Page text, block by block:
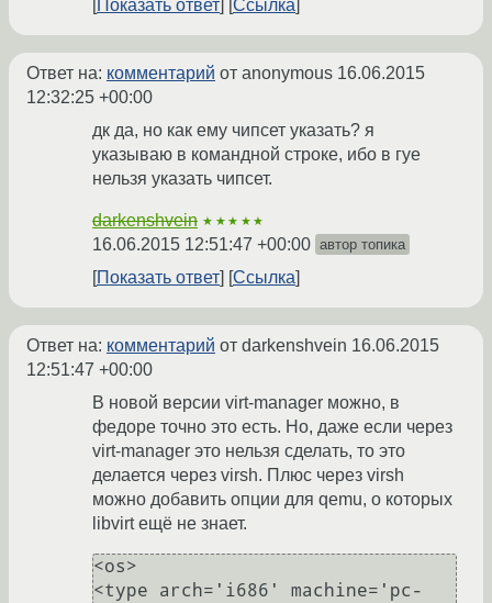
Показать ответ
Ссылка
Ответ на: комментарий от anonymous 16.06.2015
12:32:25 +00:00
дк да, но как ему чипсет указать? я
указываю в командной строке, ибо в гуе
нельзя указать чипсет.
darkenshvein ★★★★★
16.06.2015 12:51:47 +00:00 автор топика
Показать ответ Ссылка
Ответ на: комментарий от darkenshvein 16.06.2015
12:51:47 +00:00
В новой версии virt-manager можно, в
федоре точно это есть. Но, даже если через
virt-manager это нельзя сделать, то это
делается через virsh. Плюс через virsh
можно добавить опции для qemu, о которых
libvirt ещё не знает.
<os>
<type arch='i686' machine='pc-